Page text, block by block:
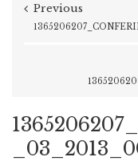
Previous